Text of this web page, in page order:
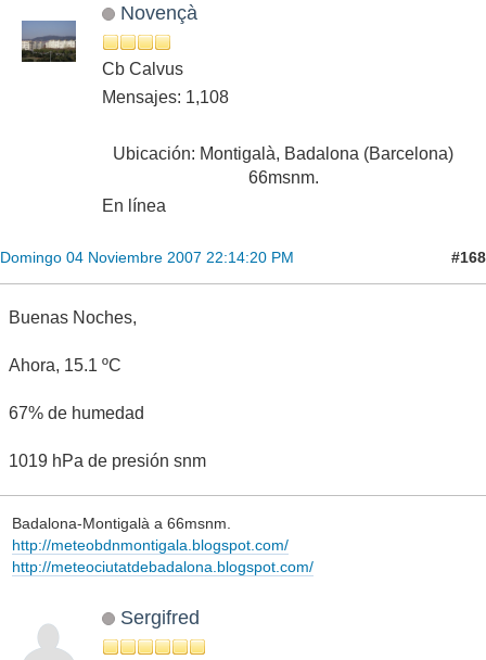
Novençà
Cb Calvus
Mensajes: 1,108
Ubicación: Montigalà, Badalona (Barcelona)
66msnm.
En línea
Domingo 04 Noviembre 2007 22:14:20 PM #168
Buenas Noches,
Ahora, 15.1 ºC
67% de humedad
1019 hPa de presión snm
Badalona-Montigalà a 66msnm.
http://meteobdnmontigala.blogspot.com/
http://meteociutatdebadalona.blogspot.com/
Sergifred